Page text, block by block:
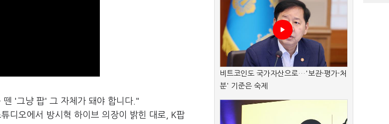
뗀 '그냥 팝' 그 자체가 돼야 합니다 ."
디오에서 방시혁 하이브 의장이 밝힌 대로 , K팝
비트코인도 국가자산으로…'보관·평가·처
분' 기준은 숙제